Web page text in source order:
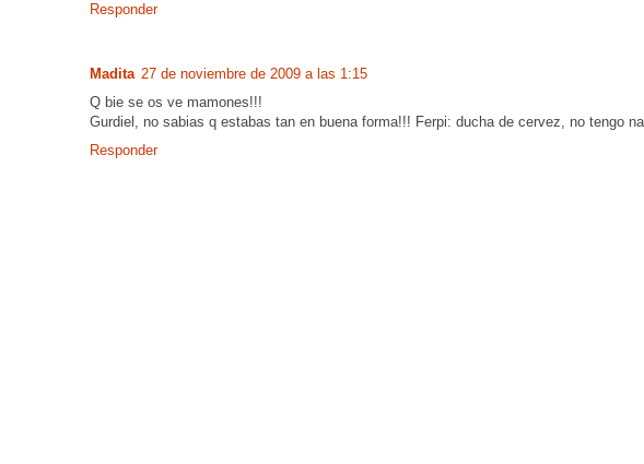
Responder
Madita 27 de noviembre de 2009 a las 1:15
Q bie se os ve mamones!!!
Gurdiel, no sabias q estabas tan en buena forma!!! Ferpi: ducha de cervez, no tengo
Responder